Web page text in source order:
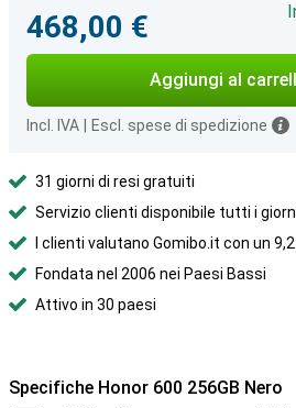
468,00 €
Aggiungi al
Incl. IVA Escl. spese di spedizione
31 giorni di resi gratuiti
Servizio clienti disponibile tutti i
I clienti valutano Gomibo.it con un
Fondata nel 2006 nei Paesi Bassi
Attivo in 30 paesi
Specifiche Honor 600 256GB Nero